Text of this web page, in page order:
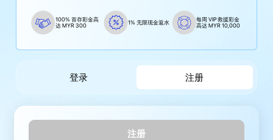
100% 首存彩金高
达 MYR 300
1% 无限现金返水
每周 VIP 救援彩金
高达 MYR 10,000
登录 注册
注册